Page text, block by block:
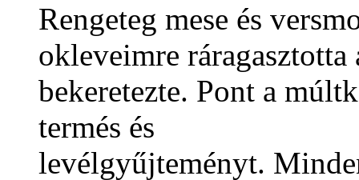
Rengeteg mese és
okleveimre
bekeretezte. Pont a
termés és
levélgyűjteményt.